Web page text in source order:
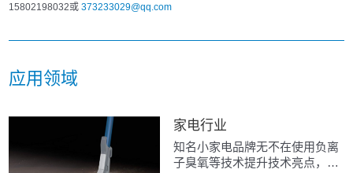
15802198032或373233029@qq.com
应用领域
家电行业
知名小家电品牌无不在使用负离
子臭氧等技术提升技术亮点，市